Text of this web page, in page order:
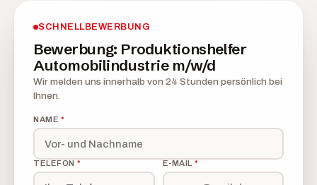
SCHNELLBEWERBUNG
Bewerbung: Produktionshelfer
Automobilindustrie m/w/d
Wir melden uns innerhalb von 24 Stunden persönlich bei
Ihnen.
NAME *
TELEFON * E-MAIL *